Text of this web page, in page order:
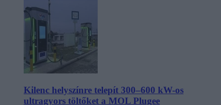
Kilenc helyszínre telepít 300–600 kW-os
ultragyors töltőket a MOL Plugee